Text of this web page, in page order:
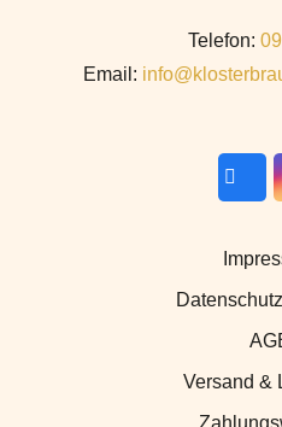
Telefon:
Email:
Versand &